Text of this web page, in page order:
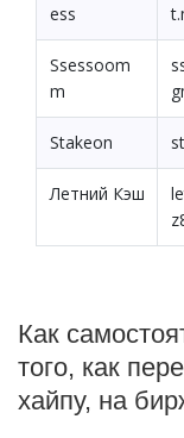
ess
Ssessoom
m
Stakeon
Летний Кэш
Как
того, как
хайпу, на